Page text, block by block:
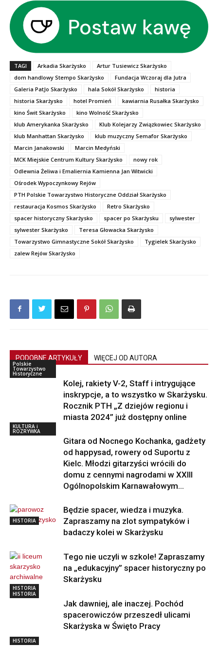
TAGI Arkadia Skarżysko
Artur Tusiewicz Skarżysko
dom handlowy Stempo Skarżysko
Fundacja Wczoraj dla Jutra
Galeria PatJo Skarżysko
hala Sokół Skarżysko
historia
historia Skarżysko
hotel Promień
kawiarnia Rusałka Skarżysko
kino Świt Skarżysko
kino Wolność Skarżysko
klub Amerykanka Skarżysko
Klub Kolejarzy Związkowiec Skarżysko
klub Manhattan Skarżysko
klub muzyczny Semafor Skarżysko
Marcin Janakowski
Marcin Medyński
MCK Miejskie Centrum Kultury Skarżysko
nowy rok
Odlewnia Żeliwa i Emaliernia Kamienna Jan Witwicki
Ośrodek Wypoczynkowy Rejów
PTH Polskie Towarzystwo Historyczne Oddział Skarżysko
restauracja Kosmos Skarżysko
Retro Skarżysko
spacer historyczny Skarżysko
spacer po Skarżysku
sylwester
sylwester Skarżysko
Teresa Głowacka Skarżysko
Towarzystwo Gimnastyczne Sokół Skarżysko
Tygielek Skarżysko
zalew Rejów Skarżysko
PODOBNE ARTYKUŁY WIĘCEJ OD AUTORA
Polskie
Towarzystwo
Historyczne
Kolej, rakiety V-2, Staff i intrygujące
inskrypcje, a to wszystko w Skarżysku.
Rocznik PTH „Z dziejów regionu i
miasta 2024” już dostępny online
KULTURA i
ROZRYWKA
Gitara od Nocnego Kochanka, gadżety
od happysad, rowery od Suportu z
Kielc. Młodzi gitarzyści wrócili do
domu z cennymi nagrodami w XXIII
Ogólnopolskim Karnawałowym...
HISTORIA
Będzie spacer, wiedza i muzyka.
Zapraszamy na zlot sympatyków i
badaczy kolei w Skarżysku
HISTORIA
Tego nie uczyli w szkole! Zapraszamy
na „edukacyjny” spacer historyczny po
Skarżysku
HISTORIA
Jak dawniej, ale inaczej. Pochód
spacerowiczów przeszedł ulicami
Skarżyska w Święto Pracy
HISTORIA